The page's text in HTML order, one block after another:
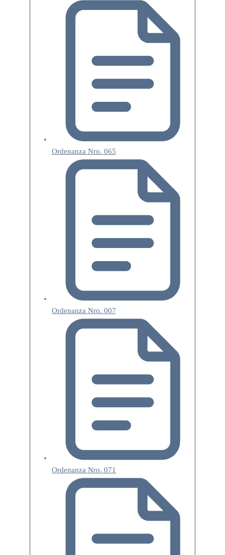
Ordenanza Nro. 065
Ordenanza Nro. 007
Ordenanza Nro. 071